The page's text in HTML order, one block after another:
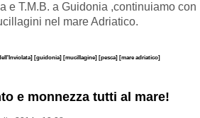
e T.M.B. a Guidonia ,continuiamo con
nel mare Adriatico.
[guidonia] [mucillagine] [pesca] [mare adriatico]
e monnezza tutti al mare!